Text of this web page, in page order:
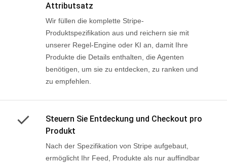
Attributsatz
Wir füllen die komplette Stripe-
Produktspezifikation aus und reichern sie mit
unserer Regel-Engine oder KI an, damit Ihre
Produkte die Details enthalten, die Agenten
benötigen, um sie zu entdecken, zu ranken und
zu empfehlen.
Steuern Sie Entdeckung und Checkout pro
Produkt
Nach der Spezifikation von Stripe aufgebaut,
ermöglicht Ihr Feed, Produkte als nur auffindbar